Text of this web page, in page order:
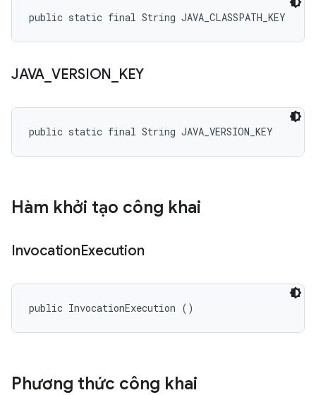
public static final String JAVA_CLASSPATH_KEY
JAVA VERSION KEY
public static final String JAVA_VERSION_KEY
Hàm khởi tạo công khai
InvocationExecution
public InvocationExecution ()
Phương thức công khai